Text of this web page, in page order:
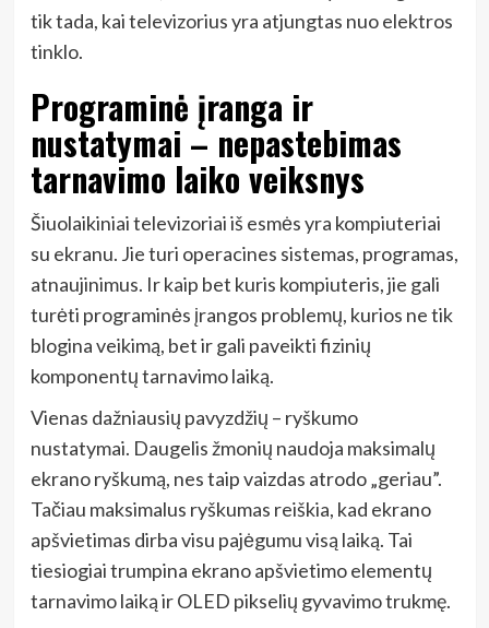
tik tada, kai televizorius yra atjungtas nuo elektros
tinklo.
Programinė įranga ir
nustatymai – nepastebimas
tarnavimo laiko veiksnys
Šiuolaikiniai televizoriai iš esmės yra kompiuteriai
su ekranu. Jie turi operacines sistemas, programas,
atnaujinimus. Ir kaip bet kuris kompiuteris, jie gali
turėti programinės įrangos problemų, kurios ne tik
blogina veikimą, bet ir gali paveikti fizinių
komponentų tarnavimo laiką.
Vienas dažniausių pavyzdžių – ryškumo
nustatymai. Daugelis žmonių naudoja maksimalų
ekrano ryškumą, nes taip vaizdas atrodo „geriau”.
Tačiau maksimalus ryškumas reiškia, kad ekrano
apšvietimas dirba visu pajėgumu visą laiką. Tai
tiesiogiai trumpina ekrano apšvietimo elementų
tarnavimo laiką ir OLED pikselių gyvavimo trukmę.